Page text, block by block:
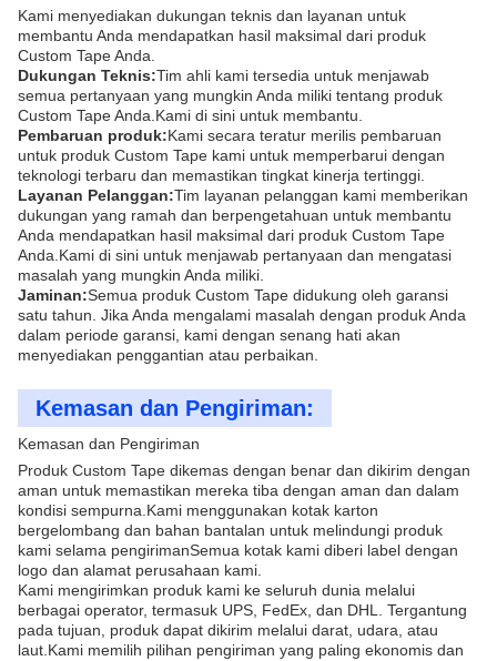
Kami menyediakan dukungan teknis dan layanan untuk
membantu Anda mendapatkan hasil maksimal dari produk
Custom Tape Anda.
Dukungan Teknis:Tim ahli kami tersedia untuk menjawab
semua pertanyaan yang mungkin Anda miliki tentang produk
Custom Tape Anda.Kami di sini untuk membantu.
Pembaruan produk:Kami secara teratur merilis pembaruan
untuk produk Custom Tape kami untuk memperbarui dengan
teknologi terbaru dan memastikan tingkat kinerja tertinggi.
Layanan Pelanggan:Tim layanan pelanggan kami memberikan
dukungan yang ramah dan berpengetahuan untuk membantu
Anda mendapatkan hasil maksimal dari produk Custom Tape
Anda.Kami di sini untuk menjawab pertanyaan dan mengatasi
masalah yang mungkin Anda miliki.
Jaminan:Semua produk Custom Tape didukung oleh garansi
satu tahun. Jika Anda mengalami masalah dengan produk Anda
dalam periode garansi, kami dengan senang hati akan
menyediakan penggantian atau perbaikan.
Kemasan dan Pengiriman:
Kemasan dan Pengiriman
Produk Custom Tape dikemas dengan benar dan dikirim dengan
aman untuk memastikan mereka tiba dengan aman dan dalam
kondisi sempurna.Kami menggunakan kotak karton
bergelombang dan bahan bantalan untuk melindungi produk
kami selama pengirimanSemua kotak kami diberi label dengan
logo dan alamat perusahaan kami.
Kami mengirimkan produk kami ke seluruh dunia melalui
berbagai operator, termasuk UPS, FedEx, dan DHL. Tergantung
pada tujuan, produk dapat dikirim melalui darat, udara, atau
laut.Kami memilih pilihan pengiriman yang paling ekonomis dan